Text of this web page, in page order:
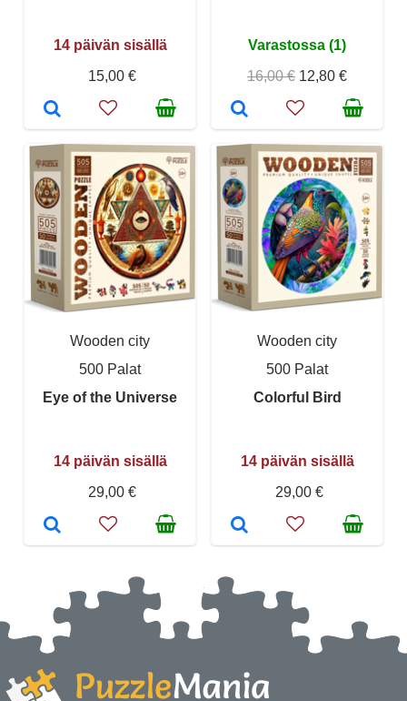
14 päivän sisällä
15,00 €
Varastossa (1)
16,00 € 12,80 €
Wooden city
500 Palat
Eye of the Universe
14 päivän sisällä
29,00 €
Wooden city
500 Palat
Colorful Bird
14 päivän sisällä
29,00 €